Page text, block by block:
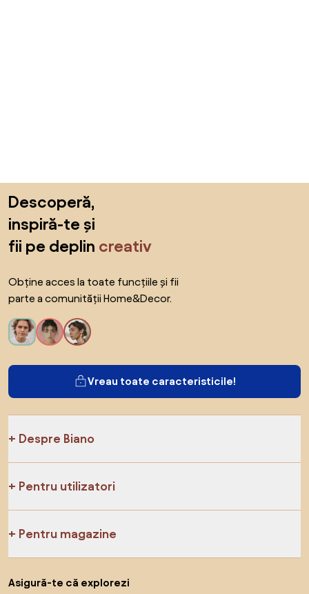
Descoperă,
inspiră-te și
fii pe deplin creativ
Obține acces la toate funcțiile și fii
parte a comunității Home&Decor.
Vreau toate caracteristicile!
Despre Biano
Pentru utilizatori
Pentru magazine
Asigură-te că explorezi